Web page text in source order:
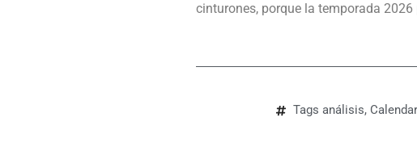
cinturones, porque la temporada
Tags análisis,